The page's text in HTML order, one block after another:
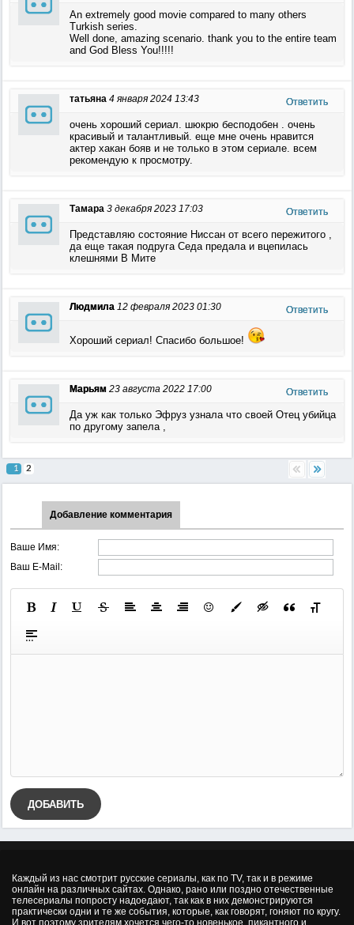
An extremely good movie compared to many others
Turkish series.
Well done, amazing scenario. thank you to the entire team
and God Bless You!!!!!
татьяна 4 января 2024 13:43 Ответить
очень хороший сериал. шюкрю бесподобен . очень
красивый и талантливый. еще мне очень нравится
актер хакан бояв и не только в этом сериале. всем
рекомендую к просмотру.
Тамара 3 декабря 2023 17:03 Ответить
Представляю состояние Ниссан от всего пережитого ,
да еще такая подруга Седа предала и вцепилась
клешнями В Мите
Людмила 12 февраля 2023 01:30 Ответить
Хороший сериал! Спасибо большое!
Марьям 23 августа 2022 17:00 Ответить
Да уж как только Эфруз узнала что своей Отец убийца
по другому запела ,
1 2
Добавление комментария
Ваше Имя:
Ваш E-Mail:
ДОБАВИТЬ
Каждый из нас смотрит русские сериалы, как по TV, так и в режиме
онлайн на различных сайтах. Однако, рано или поздно отечественные
телесериалы попросту надоедают, так как в них демонстрируются
практически одни и те же события, которые, как говорят, гоняют по кругу.
И вот поэтому зрителям хочется чего-то новенькое, пикантного и